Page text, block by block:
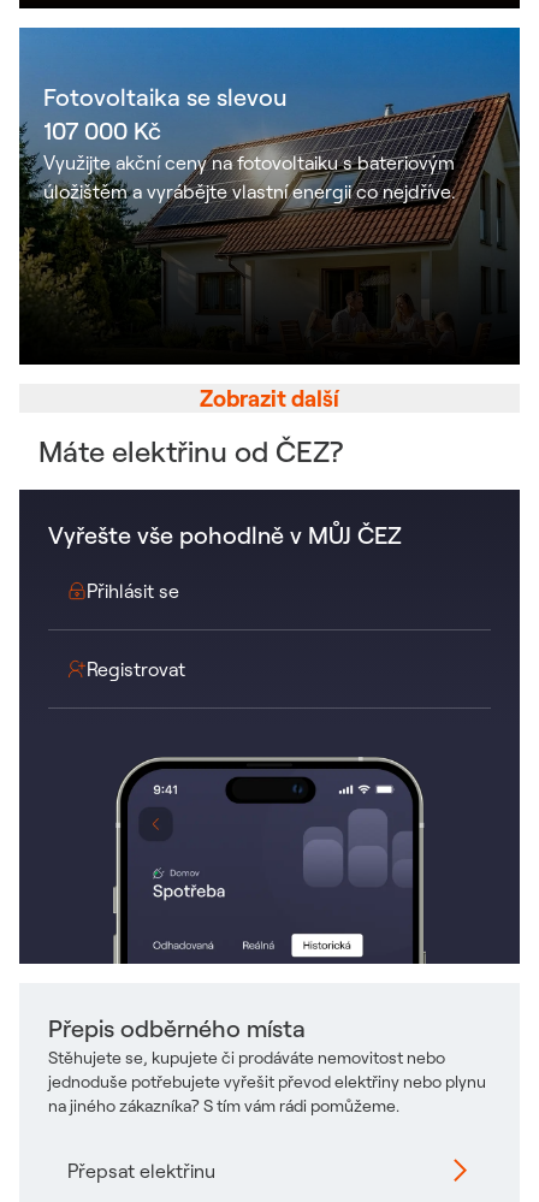
Fotovoltaika se slevou
107 000 Kč
Využijte akční ceny na fotovoltaiku s bateriovým
úložištěm a vyrábějte vlastní energii co nejdříve.
Zobrazit další
Máte elektřinu od ČEZ?
Vyřešte vše pohodlně v MŮJ ČEZ
Přihlásit se
Odkaz se otevře v novém okně
Registrovat
Odkaz se otevře v novém okně
Přepis odběrného místa
Stěhujete se, kupujete či prodáváte nemovitost nebo
jednoduše potřebujete vyřešit převod elektřiny nebo plynu
na jiného zákazníka? S tím vám rádi pomůžeme.
Přepsat elektřinu